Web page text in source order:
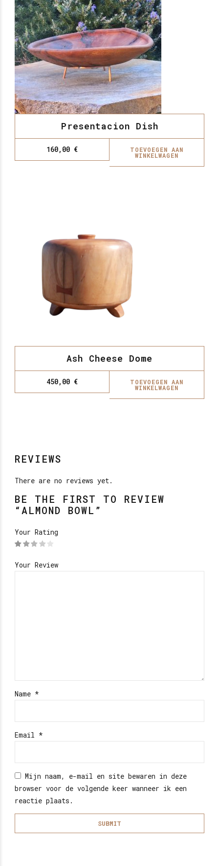
Presentacion Dish
160,00 € TOEVOEGEN AAN
WINKELWAGEN
Ash Cheese Dome
450,00 € TOEVOEGEN AAN
WINKELWAGEN
REVIEWS
There are no reviews yet.
BE THE FIRST TO REVIEW
“ALMOND BOWL”
Your Rating
Your Review
Name *
Email *
Mijn naam, e-mail en site bewaren in deze
browser voor de volgende keer wanneer ik een
reactie plaats.